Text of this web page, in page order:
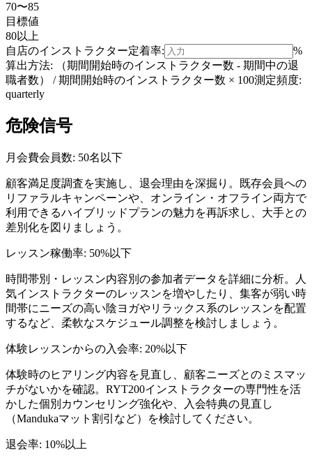
70〜85
目標値
80以上
自店のインストラクター定着率:
%
算出方法:
（期間開始時のインストラクター数 - 期間中の退
職者数） / 期間開始時のインストラクター数 × 100測定頻度:
quarterly
危険信号
月会費会員数: 50名以下
顧客満足度調査を実施し、退会理由を深掘り。既存会員への
リファラルキャンペーンや、オンライン・オフライン両方で
利用できるハイブリッドプランの魅力を再訴求し、大手との
差別化を図りましょう。
レッスン稼働率: 50%以下
時間帯別・レッスン内容別の参加者データを詳細に分析。人
気インストラクターのレッスンを増やしたり、集客が弱い時
間帯にニーズの高い陰ヨガやリラックス系のレッスンを配置
するなど、柔軟なスケジュール調整を検討しましょう。
体験レッスンからの入会率: 20%以下
体験時のヒアリング内容を見直し、顧客ニーズとのミスマッ
チがないかを確認。RYT200インストラクターの専門性を活
かした個別カウンセリング強化や、入会特典の見直し
（Mandukaマット割引など）を検討してください。
退会率: 10%以上